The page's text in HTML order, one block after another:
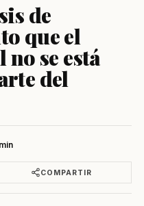
de
que el
se está
del
COMPARTIR